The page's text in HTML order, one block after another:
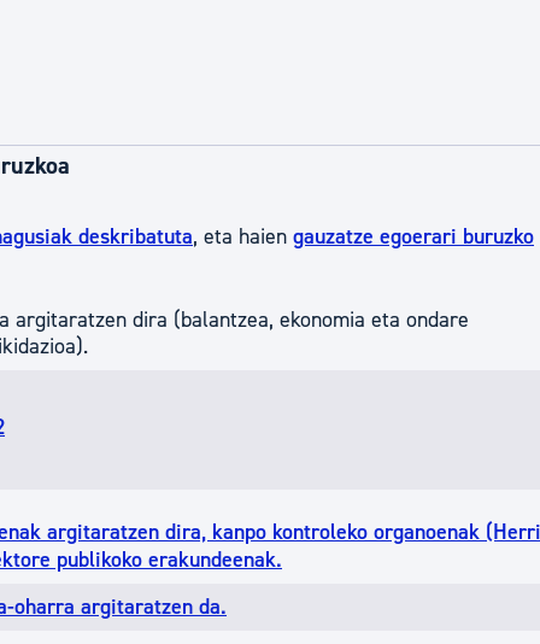
deskribatuta, eta haien gauzatze egoerari buruzko
dira (balantzea, ekonomia eta ondare
argitaratzen dira, kanpo kontroleko organoenak
publikoko erakundeenak.
oharra argitaratzen da.